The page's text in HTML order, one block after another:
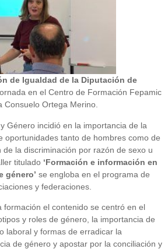
de Igualdad de la Diputación de
en el Centro de Formación Fepamic
Consuelo Ortega Merino.
Género incidió en la importancia de la
oportunidades tanto de hombres como de
de la discriminación por razón de sexo u
titulado ‘Formación e información en
género’ se engloba en el programa de
y federaciones.
formación el contenido se centró en el
y roles de género, la importancia de
laboral y formas de erradicar la
de género y apostar por la conciliación y